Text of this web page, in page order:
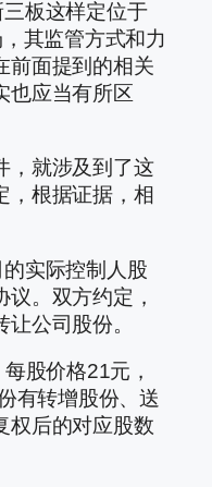
板这样定位于
其监管方式和力
前面提到的相关
也应当有所区
，就涉及到了这
，根据证据，相
实际控制人股
。双方约定，
公司股份。
股价格21元，
有转增股份、送
权后的对应股数